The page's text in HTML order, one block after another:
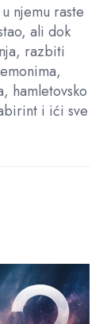
njemu raste
ali dok
razbiti
hamletovsko
i ići sve